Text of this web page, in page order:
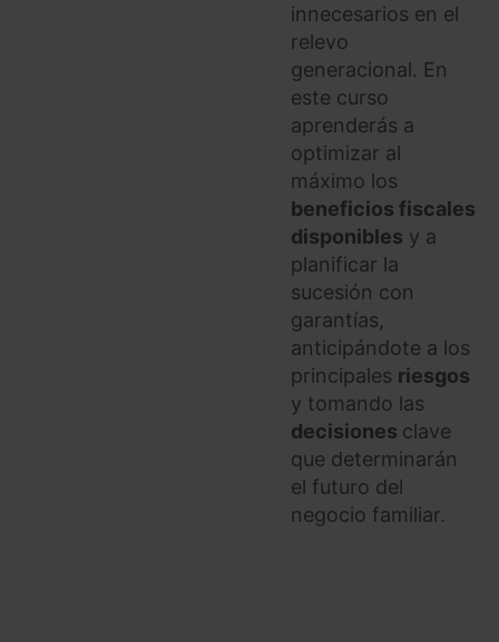
innecesarios en el
relevo
generacional. En
este curso
aprenderás a
optimizar al
máximo los
beneficios fiscales
disponibles y a
planificar la
sucesión con
garantías,
anticipándote a los
principales riesgos
y tomando las
decisiones clave
que determinarán
el futuro del
negocio familiar.